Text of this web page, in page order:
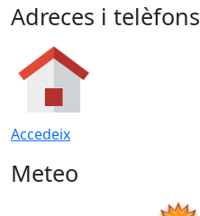
Adreces i telèfons
Accedeix
Meteo